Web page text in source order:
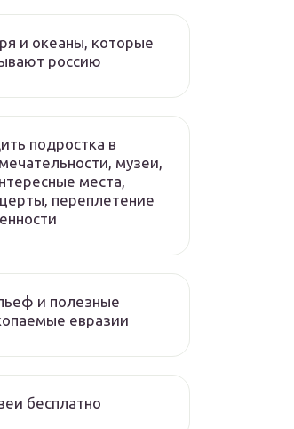
и океаны, которые
россию
подростка в
музеи,
места,
переплетение
и полезные
евразии
бесплатно